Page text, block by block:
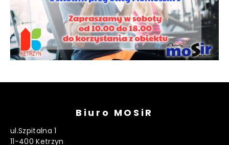
Biuro MOSiR
ul.Szpitalna 1
11-400 Ketrzyn